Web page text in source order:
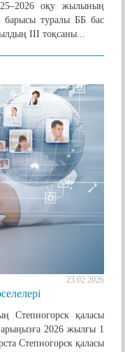
оқу жылының
барысы туралы ББ бас
ІІІ тоқсаны...
23.02.2026
Степногорск қаласы
2026 жылғы 1
Степногорск қаласы